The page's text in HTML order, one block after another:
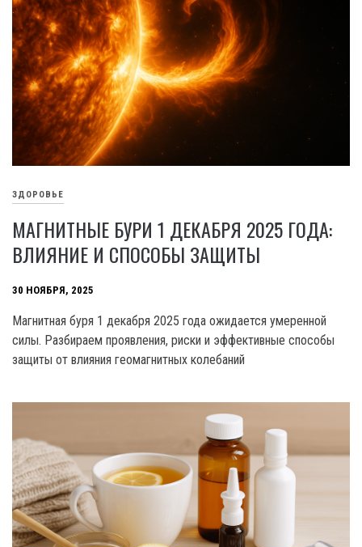
ЗДОРОВЬЕ
МАГНИТНЫЕ БУРИ 1 ДЕКАБРЯ 2025 ГОДА:
ВЛИЯНИЕ И СПОСОБЫ ЗАЩИТЫ
30 НОЯБРЯ, 2025
Магнитная буря 1 декабря 2025 года ожидается умеренной
силы. Разбираем проявления, риски и эффективные способы
защиты от влияния геомагнитных колебаний